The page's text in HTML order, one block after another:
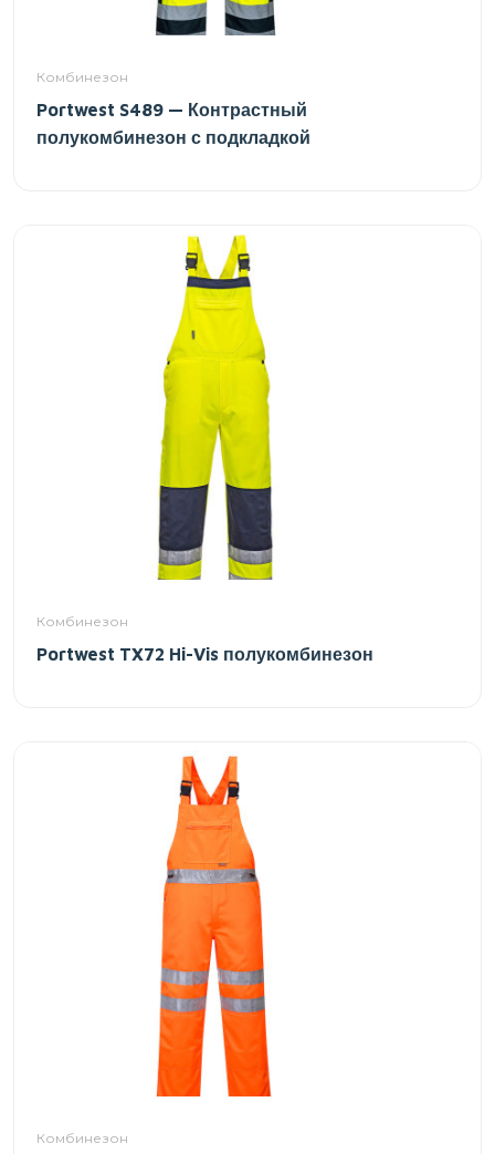
Комбинезон
Portwest S489 — Контрастный
полукомбинезон с подкладкой
Комбинезон
Portwest TX72 Hi-Vis полукомбинезон
Комбинезон